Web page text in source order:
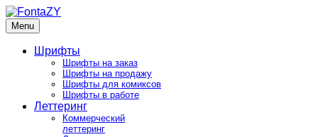
Skip
to
content
FontaZY
Fonts and pictures by Zakhar Yaschin
Menu
Шрифты
Шрифты на заказ
Шрифты на продажу
Шрифты для комиксов
Шрифты в работе
Леттеринг
Коммерческий
леттеринг